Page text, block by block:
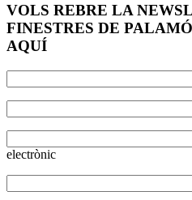
VOLS REBRE LA
FINESTRES DE
AQUÍ
electrònic